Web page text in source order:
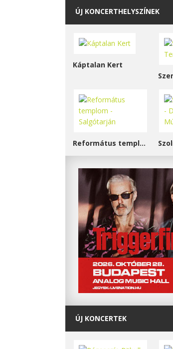
ÚJ KONCERTHELYSZÍNEK
Káptalan Kert
Református templom - Salgótarján
ÚJ KONCERTEK